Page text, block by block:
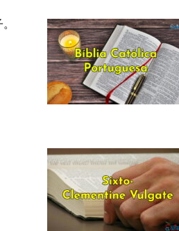
Bíblia
July 16,
The
Vulgate
July 12,